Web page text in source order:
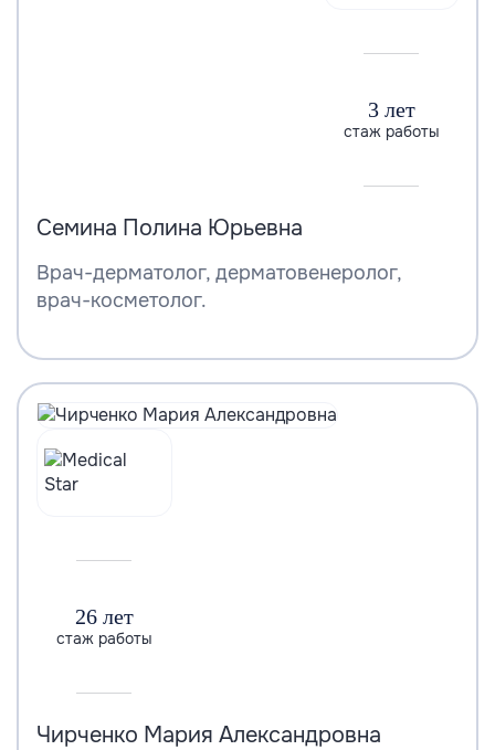
3 лет
стаж работы
Семина Полина Юрьевна
Врач-дерматолог, дерматовенеролог,
врач-косметолог.
26 лет
стаж работы
Чирченко Мария Александровна